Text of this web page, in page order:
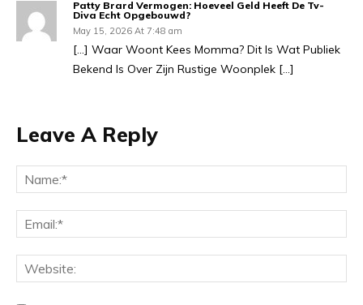
Patty Brard Vermogen: Hoeveel Geld Heeft De Tv-
Diva Echt Opgebouwd?
May 15, 2026 At 7:48 am
[…] Waar Woont Kees Momma? Dit Is Wat Publiek
Bekend Is Over Zijn Rustige Woonplek […]
Leave A Reply